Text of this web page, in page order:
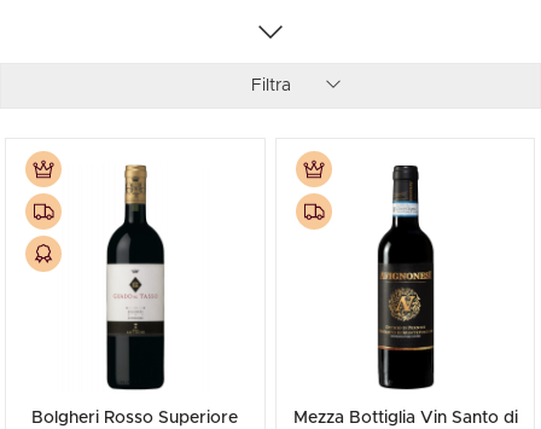
Filtra
Bolgheri Rosso Superiore
Mezza Bottiglia Vin Santo di